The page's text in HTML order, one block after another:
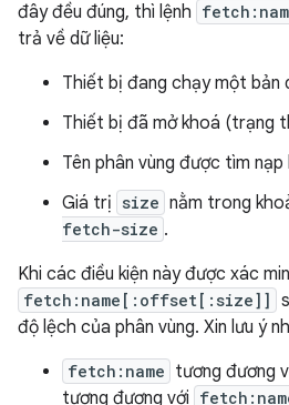
đây đều đúng, thì lệnh
trả về dữ liệu:
Thiết bị đang chạy một bản
Thiết bị đã mở khoá (trạng
Tên phân vùng được tìm nạp
Giá trị size nằm trong
fetch-size .
Khi các điều kiện này được xác
fetch:name[:offset[:size]]
độ lệch của phân vùng. Xin lưu ý
fetch:name tương đương
tương đương với